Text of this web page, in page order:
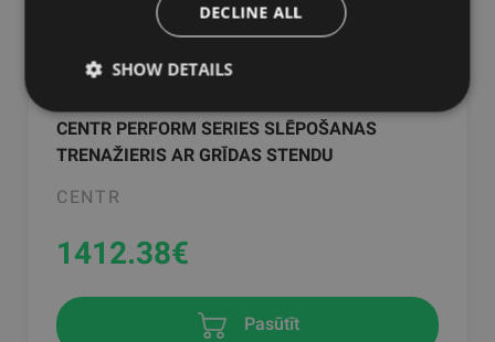
CENTR PERFORM SERIES SLĒPOŠANAS
TRENAŽIERIS AR GRĪDAS STENDU
CENTR
1412.38€
Pasūtīt
DECLINE ALL
SHOW DETAILS